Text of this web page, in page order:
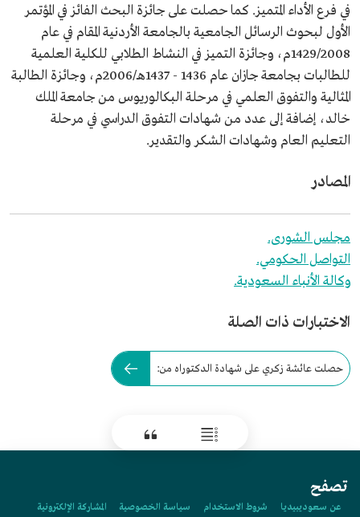
في فرع الأداء المتميز. كما حصلت على جائزة البحث الفائز في المؤتمر
الأول لبحوث الرسائل الجامعية بالجامعة الأردنية المقام في عام
1429/2008م، وجائزة التميز في النشاط الطلابي للكلية العلمية
للطالبات بجامعة جازان عام 1436 - 1437هـ/2006م، وجائزة الطالبة
المثالية والتفوق العلمي في مرحلة البكالوريوس من جامعة الملك
خالد، إضافة إلى عدد من شهادات التفوق الدراسي في مرحلة
التعليم العام وشهادات الشكر والتقدير.
المصادر
مجلس الشورى.
التواصل الحكومي.
وكالة الأنباء السعودية.
الاختبارات ذات الصلة
حصلت عائشة زكري على شهادة الدكتوراه من:
تصفح
عن سعوديبيديا شروط الاستخدام سياسة الخصوصية المشاركة الإلكترونية